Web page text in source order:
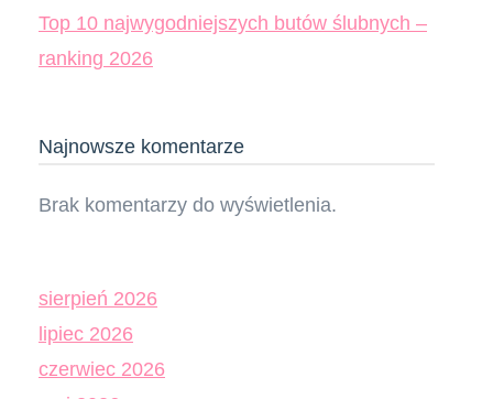
Top 10 najwygodniejszych butów ślubnych –
ranking 2026
Najnowsze komentarze
Brak komentarzy do wyświetlenia.
sierpień 2026
lipiec 2026
czerwiec 2026